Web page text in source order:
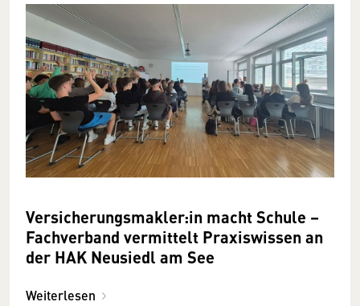
Versicherungsmakler:in macht Schule –
Fachverband vermittelt Praxiswissen an
der HAK Neusiedl am See
Weiterlesen